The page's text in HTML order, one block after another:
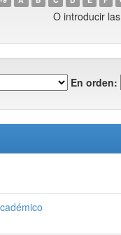
O introducir
En orden: